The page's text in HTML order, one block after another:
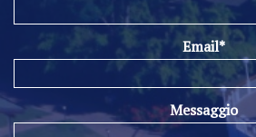
Email*
Messaggio